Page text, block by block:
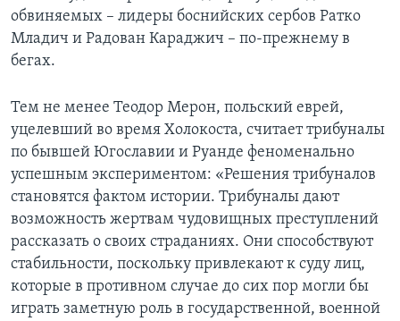
обвиняемых – лидеры боснийских сербов Ратко
Младич и Радован Караджич – по-прежнему в
бегах.
Тем не менее Теодор Мерон, польский еврей,
уцелевший во время Холокоста, считает трибуналы
по бывшей Югославии и Руанде феноменально
успешным экспериментом: «Решения трибуналов
становятся фактом истории. Трибуналы дают
возможность жертвам чудовищных преступлений
рассказать о своих страданиях. Они способствуют
стабильности, поскольку привлекают к суду лиц,
которые в противном случае до сих пор могли бы
играть заметную роль в государственной, военной